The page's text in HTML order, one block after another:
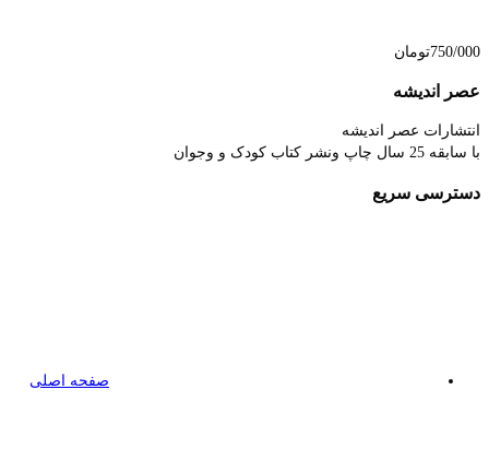
750/000تومان
عصر اندیشه
انتشارات عصر اندیشه
با سابقه 25 سال چاپ ونشر کتاب کودک و وجوان
دسترسی سریع
صفحه اصلی